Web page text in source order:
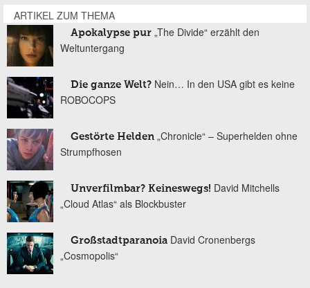
ARTIKEL ZUM THEMA
Apokalypse pur „The Divide“ erzählt den
Weltuntergang
Die ganze Welt? Nein… In den USA gibt es keine
ROBOCOPS
Gestörte Helden „Chronicle“ – Superhelden ohne
Strumpfhosen
Unverfilmbar? Keineswegs! David Mitchells
„Cloud Atlas“ als Blockbuster
Großstadtparanoia David Cronenbergs
„Cosmopolis“